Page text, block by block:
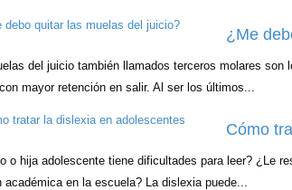
¿Me
del juicio también llamados terceros molares
mayor retención en salir. Al ser los últimos...
Cómo
o hija adolescente tiene dificultades para leer? ¿Le
académica en la escuela? La dislexia puede...